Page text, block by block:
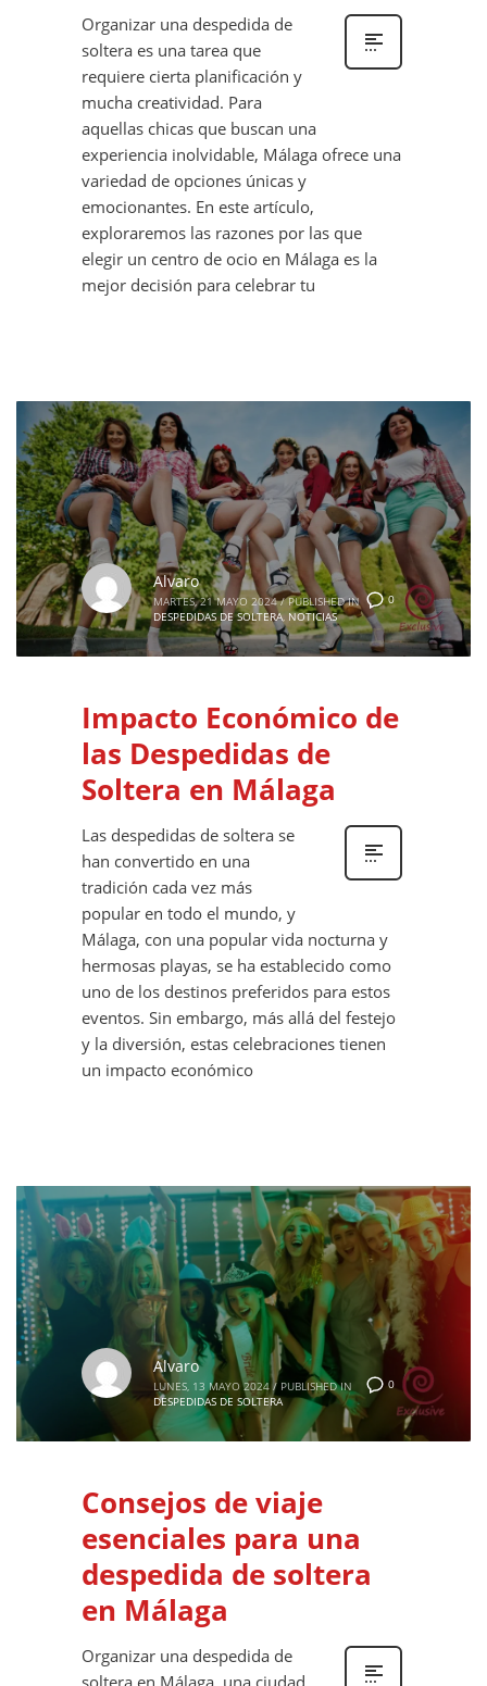
Organizar una despedida de
soltera es una tarea que
requiere cierta planificación y
mucha creatividad. Para
aquellas chicas que buscan una
experiencia inolvidable, Málaga ofrece una
variedad de opciones únicas y
emocionantes. En este artículo,
exploraremos las razones por las que
elegir un centro de ocio en Málaga es la
mejor decisión para celebrar tu
0
Alvaro
MARTES, 21 MAYO 2024 / PUBLISHED IN
DESPEDIDAS DE SOLTERA, NOTICIAS
Impacto Económico de
las Despedidas de
Soltera en Málaga
Las despedidas de soltera se
han convertido en una
tradición cada vez más
popular en todo el mundo, y
Málaga, con una popular vida nocturna y
hermosas playas, se ha establecido como
uno de los destinos preferidos para estos
eventos. Sin embargo, más allá del festejo
y la diversión, estas celebraciones tienen
un impacto económico
0
Alvaro
LUNES, 13 MAYO 2024 / PUBLISHED IN
DESPEDIDAS DE SOLTERA
Consejos de viaje
esenciales para una
despedida de soltera
en Málaga
Organizar una despedida de